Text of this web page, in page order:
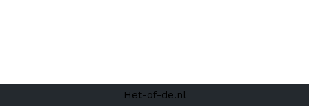
Het-of-de.nl